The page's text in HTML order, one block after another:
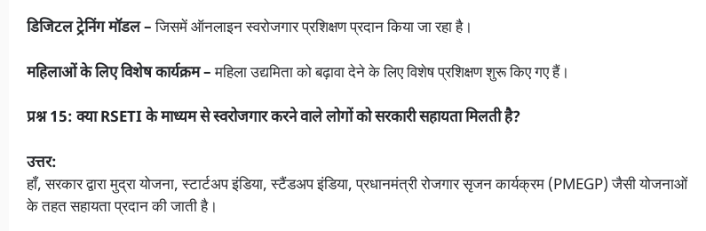
डिजिटल ट्रेनिंग मॉडल –जिसमें ऑनलाइन स्वरोजगार प्रशिक्षण प्रदान किया जा रहा है।
महिलाओं के लिए विशेष कार्यक्रम –महिला उद्यमिता को बढ़ावा देने के लिए विशेष प्रशिक्षण शुरू किए गए हैं।
प्रश्न 15: क्या RSETI के माध्यम से स्वरोजगार करने वाले लोगों को सरकारी सहायता मिलती है?
उत्तर:
हाँ, सरकार द्वारा मुद्रा योजना, स्टार्टअप इंडिया, स्टैंडअप इंडिया, प्रधानमंत्री रोजगार सृजन कार्यक्रम (PMEGP) जैसी योजनाओं
के तहत सहायता प्रदान की जाती है।